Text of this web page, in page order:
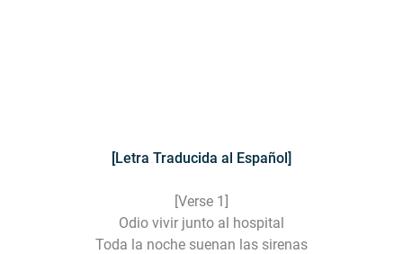
[Letra Traducida al Español]
[Verse 1]
Odio vivir junto al hospital
Toda la noche suenan las sirenas